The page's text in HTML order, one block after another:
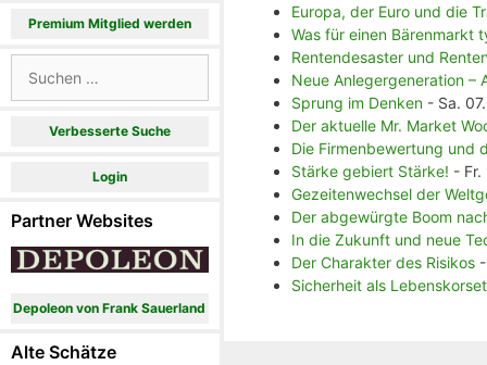
Europa, der Euro und die
Was für einen Bärenmarkt
Rentendesaster und
Neue Anlegergeneration –
Sprung im Denken- Sa.
Der aktuelle Mr. Market
Die Firmenbewertung und
Stärke gebiert Stärke! -
Gezeitenwechsel der
Der abgewürgte Boom
In die Zukunft und neue
Der Charakter des Risikos-
Sicherheit als
Premium Mitglied werden
nach:
Verbesserte Suche
Login
Partner Websites
Depoleon von Frank Sauerland
Alte Schätze